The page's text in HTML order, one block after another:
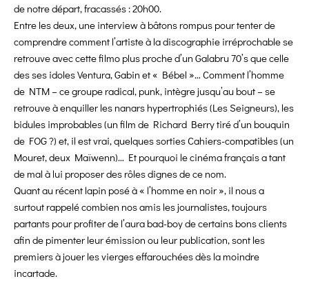
de notre départ, fracassés : 20h00.
Entre les deux, une interview à bâtons rompus pour tenter de
comprendre comment l’artiste à la discographie irréprochable se
retrouve avec cette filmo plus proche d’un Galabru 70’s que celle
des ses idoles Ventura, Gabin et « Bébel »… Comment l’homme
de NTM – ce groupe radical, punk, intègre jusqu’au bout – se
retrouve à enquiller les nanars hypertrophiés (Les Seigneurs), les
bidules improbables (un film de Richard Berry tiré d’un bouquin
de FOG ?) et, il est vrai, quelques sorties Cahiers-compatibles (un
Mouret, deux Maïwenn)… Et pourquoi le cinéma français a tant
de mal à lui proposer des rôles dignes de ce nom.
Quant au récent lapin posé à « l’homme en noir », il nous a
surtout rappelé combien nos amis les journalistes, toujours
partants pour profiter de l’aura bad-boy de certains bons clients
afin de pimenter leur émission ou leur publication, sont les
premiers à jouer les vierges effarouchées dès la moindre
incartade.